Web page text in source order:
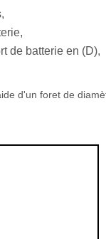
de batterie en (D),
d'un foret de